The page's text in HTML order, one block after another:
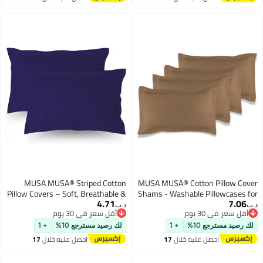
اغسطس اغسطس
MUSA MUSA® Cotton Pillow
Shams - Washable Pillowcases
Sofa Cushions, Bedrooms &
Decor | Hotel Quality Pillow
with Envelope Closure & 5cm
Frame (4, Brown, 50 x
7.06
أقل سعر في 30 يوم
أقل سعر في 30 يوم
لك رصيد مسترجع 10%
احصل عليه خلال17
اغسطس
MUSA MUSA® Striped Cotton
Pillow Covers – Soft, Breathable &
Hotel-Inspired Pillow Covers with
Envelope Closure | Elegant 5cm
Oxford Frame Design for Bedroom
& Home Décor (2, Navy, 50 x
70cm)
د.ب‏4.71
أقل سعر في 30 يوم
أقل سعر في 30 يوم
لك رصيد مسترجع 10%
احصل عليه خلال17
اغسطس